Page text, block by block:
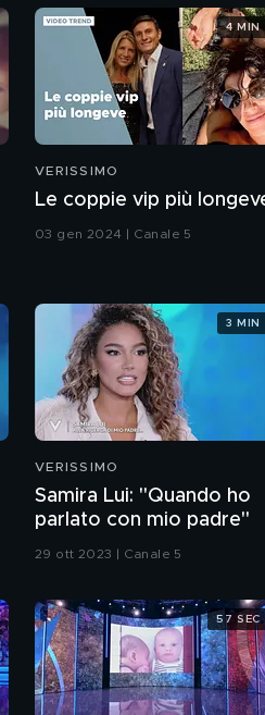
VERISSIMO
Le coppie vip più
03 gen 2024 | Canale 5
4 MIN
VERISSIMO
Samira Lui: "Quando ho
parlato con mio padre"
29 ott 2023 | Canale 5
3 MIN
57 SEC